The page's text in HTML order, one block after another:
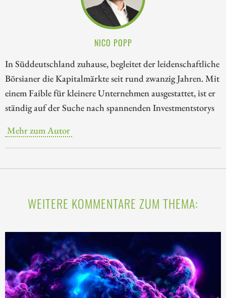
NICO POPP
In Süddeutschland zuhause, begleitet der leidenschaftliche
Börsianer die Kapitalmärkte seit rund zwanzig Jahren. Mit
einem Faible für kleinere Unternehmen ausgestattet, ist er
ständig auf der Suche nach spannenden Investmentstorys
Mehr zum Autor
WEITERE KOMMENTARE ZUM THEMA: